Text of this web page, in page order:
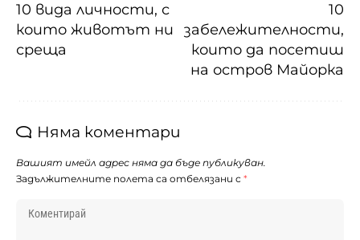
10 вида личности, с
които животът ни
среща
10
забележителности,
които да посетиш
на остров Майорка
Няма коментари
Вашият имейл адрес няма да бъде публикуван.
Задължителните полета са отбелязани с *